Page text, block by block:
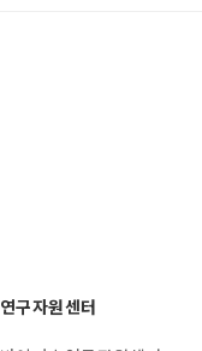
연구자원센터